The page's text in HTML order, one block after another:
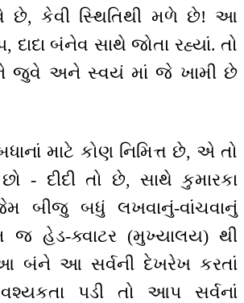
છે, કેવી સ્થિતિથી મળે છે! આ
દાદા બંનેવ સાથે જોતા રહ્યાં. તો
જુવે અને સ્વયં માં જે ખામી છે
માટે કોણ નિમિત્ત છે, એ તો
- દીદી તો છે, સાથે કુમારકા
બીજુ બધું લખવાનું-વાંચવાનું
હેડ-ક્વાટર (મુખ્યાલય) થી
બંને આ સર્વની દેખરેખ કરતાં
પડી તો આપ સર્વનાં